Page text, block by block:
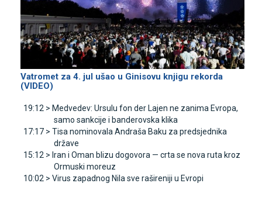
Vatromet za 4. jul ušao u Ginisovu knjigu rekorda
(VIDEO)
19:12 > Medvedev: Ursulu fon der Lajen ne zanima Evropa,
samo sankcije i banderovska klika
17:17 > Tisa nominovala Andraša Baku za predsjednika
države
15:12 > Iran i Oman blizu dogovora — crta se nova ruta kroz
Ormuski moreuz
10:02 > Virus zapadnog Nila sve rašireniji u Evropi